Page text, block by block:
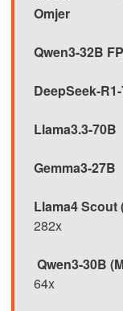
Omjer
Qwen3-32B
DeepSeek-
Llama3.3-70B
Gemma3-27B
Llama4 Scout
282x
Qwen3-30B
64x